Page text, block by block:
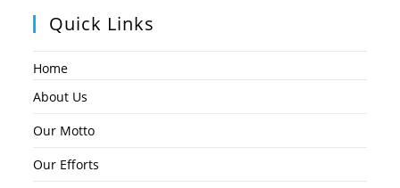
Quick Links
Home
About Us
Our Motto
Our Efforts